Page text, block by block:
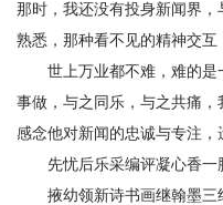
那时，我还没有投身新闻界
熟悉，那种看不见的精神交互
世上万业都不难，难的是一
事做，与之同乐，与之共痛
感念他对新闻的忠诚与专注，
先忧后乐采编评凝心香一
掖幼领新诗书画继翰墨三